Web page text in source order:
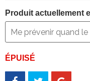
Produit actuellement
ÉPUISÉ